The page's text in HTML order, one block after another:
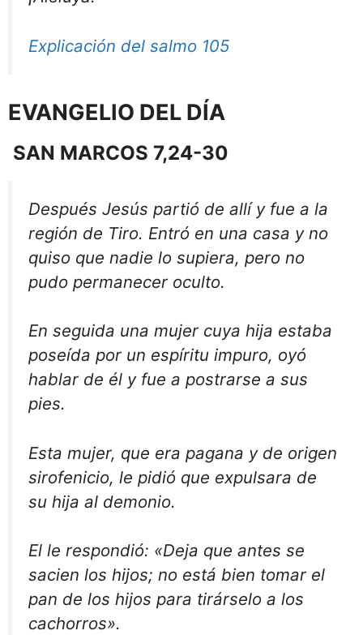
Explicación del salmo 105
EVANGELIO DEL DÍA
SAN MARCOS 7,24-30
Después Jesús partió de allí y fue a la
región de Tiro. Entró en una casa y no
quiso que nadie lo supiera, pero no
pudo permanecer oculto.
En seguida una mujer cuya hija estaba
poseída por un espíritu impuro, oyó
hablar de él y fue a postrarse a sus
pies.
Esta mujer, que era pagana y de origen
sirofenicio, le pidió que expulsara de
su hija al demonio.
El le respondió: «Deja que antes se
sacien los hijos; no está bien tomar el
pan de los hijos para tirárselo a los
cachorros».